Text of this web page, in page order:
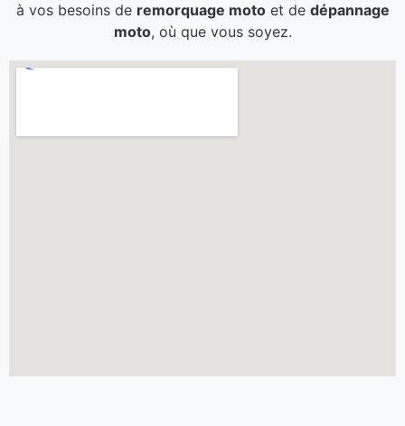
à vos besoins de remorquage motoet de dépannage
moto, où que vous soyez.